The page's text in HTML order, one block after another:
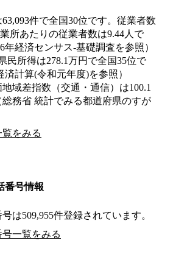
件で全国30位です。従業者数
所あたりの従業者数は9.44人で
経済センサス‐基礎調査を参照）
民所得は278.1万円で全国35位で
計算(令和元年度)を参照）
域差指数（交通・通信）は100.1
務省 統計でみる都道府県のすが
をみる
番号情報
は509,955件登録されています。
一覧をみる